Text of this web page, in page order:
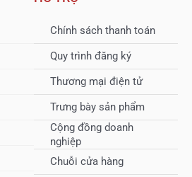
Chính sách thanh toán
Quy trình đăng ký
Thương mại điện tử
Trưng bày sản phẩm
Cộng đồng doanh
nghiệp
Chuỗi cửa hàng